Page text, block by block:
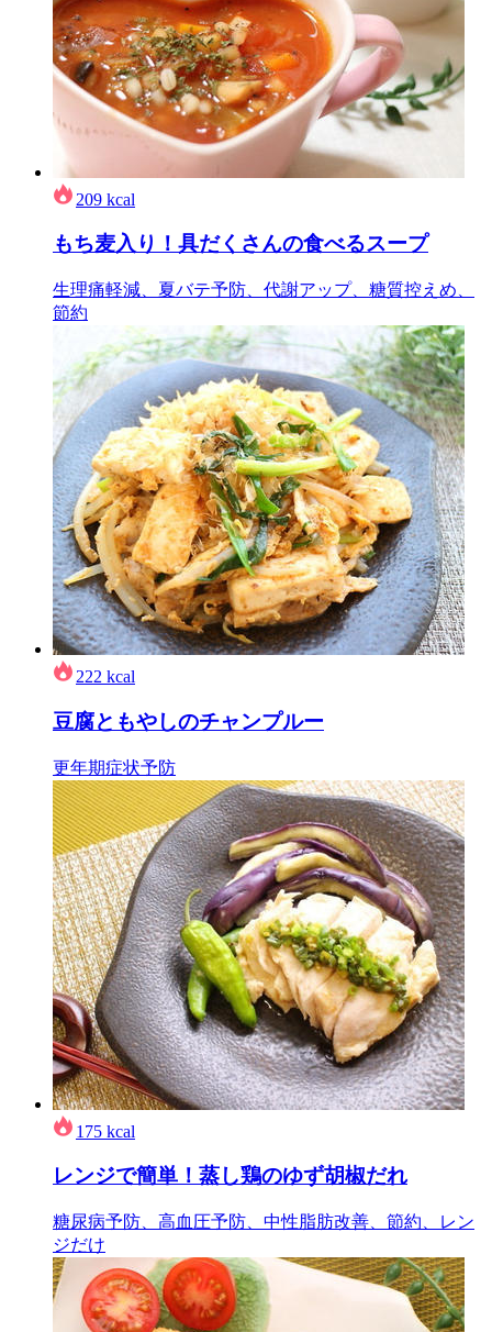
209 kcal
もち麦入り！具だくさんの食べるスープ
生理痛軽減、夏バテ予防、代謝アップ、糖質控えめ、
節約
222 kcal
豆腐ともやしのチャンプルー
更年期症状予防
175 kcal
レンジで簡単！蒸し鶏のゆず胡椒だれ
糖尿病予防、高血圧予防、中性脂肪改善、節約、レン
ジだけ